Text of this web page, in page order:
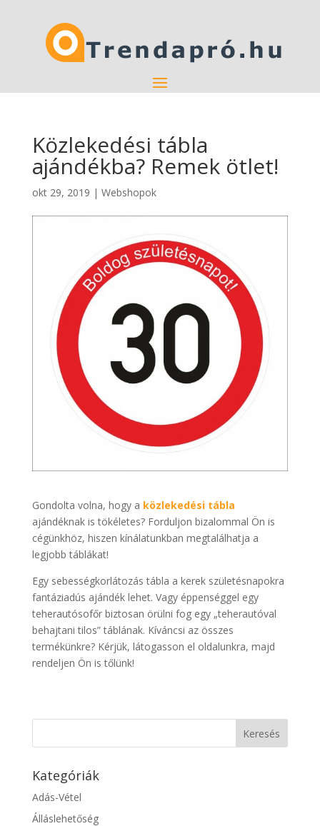
Közlekedési tábla
ajándékba? Remek ötlet!
okt 29, 2019 | Webshopok
Gondolta volna, hogy a közlekedési tábla
ajándéknak is tökéletes? Forduljon bizalommal Ön is
cégünkhöz, hiszen kínálatunkban megtalálhatja a
legjobb táblákat!
Egy sebességkorlátozás tábla a kerek születésnapokra
fantáziadús ajándék lehet. Vagy éppenséggel egy
teherautósofőr biztosan örülni fog egy „teherautóval
behajtani tilos” táblának. Kíváncsi az összes
termékünkre? Kérjük, látogasson el oldalunkra, majd
rendeljen Ön is tőlünk!
Kategóriák
Adás-Vétel
Álláslehetőség